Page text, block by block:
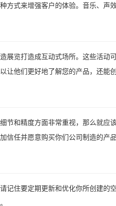
方式来增强客户的体验。音乐、
展览打造成互动式场所。这些活
让他们更好地了解您的产品，还能
节和精度方面非常重视，那么就
信任并愿意购买你们公司制造的产
记住要定期更新和优化你所创建